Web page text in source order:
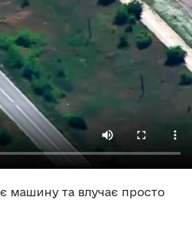
машину та влучає просто